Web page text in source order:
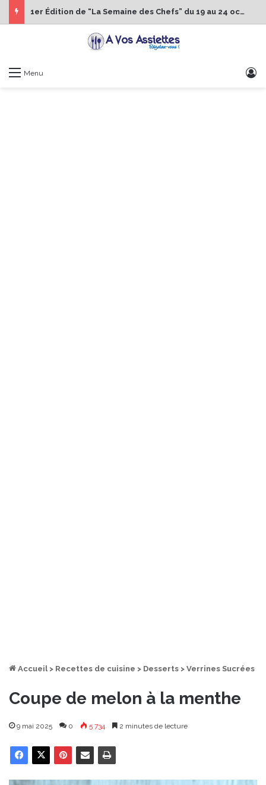
1er Édition de “La Semaine des Chefs” du 19 au 24 octobre 2026
Menu
Accueil > Recettes de cuisine > Desserts > Verrines Sucrées
Coupe de melon à la menthe
9 mai 2025 0 5 734 2 minutes de lecture